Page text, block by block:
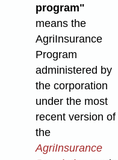
program"
means the
AgriInsurance
Program
administered by
the corporation
under the most
recent version of
the
AgriInsurance